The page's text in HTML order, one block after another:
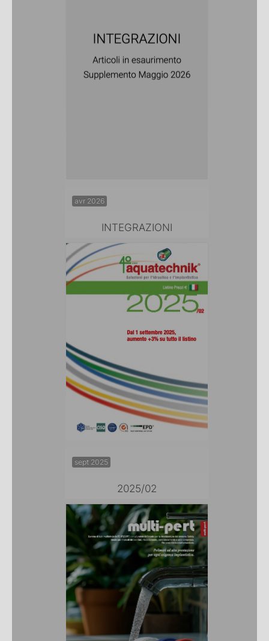
avr 2026
INTEGRAZIONI
sept 2025
2025/02